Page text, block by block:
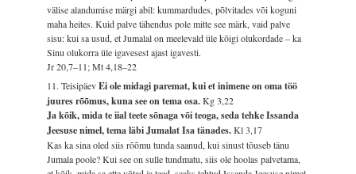
välise alandumise märgi abil: kummardudes, põlvitades või koguni
maha heites. Kuid palve tähendus pole mitte see märk, vaid palve
sisu: kui sa usud, et Jumalal on meelevald üle kõigi olukordade – ka
Sinu olukorra üle igavesest ajast igavesti.
Jr 20,7–11; Mt 4,18–22
11. TeisipäevEi ole midagi paremat, kui et inimene on oma töö
juures rõõmus, kuna see on tema osa.Kg 3,22
Ja kõik, mida te iial teete sõnaga või teoga, seda tehke Issanda
Jeesuse nimel, tema läbi Jumalat Isa tänades.Kl 3,17
Kas ka sina oled siis rõõmu tunda saanud, kui sinust tõuseb tänu
Jumala poole? Kui see on sulle tundmatu, siis ole hoolas palvetama,